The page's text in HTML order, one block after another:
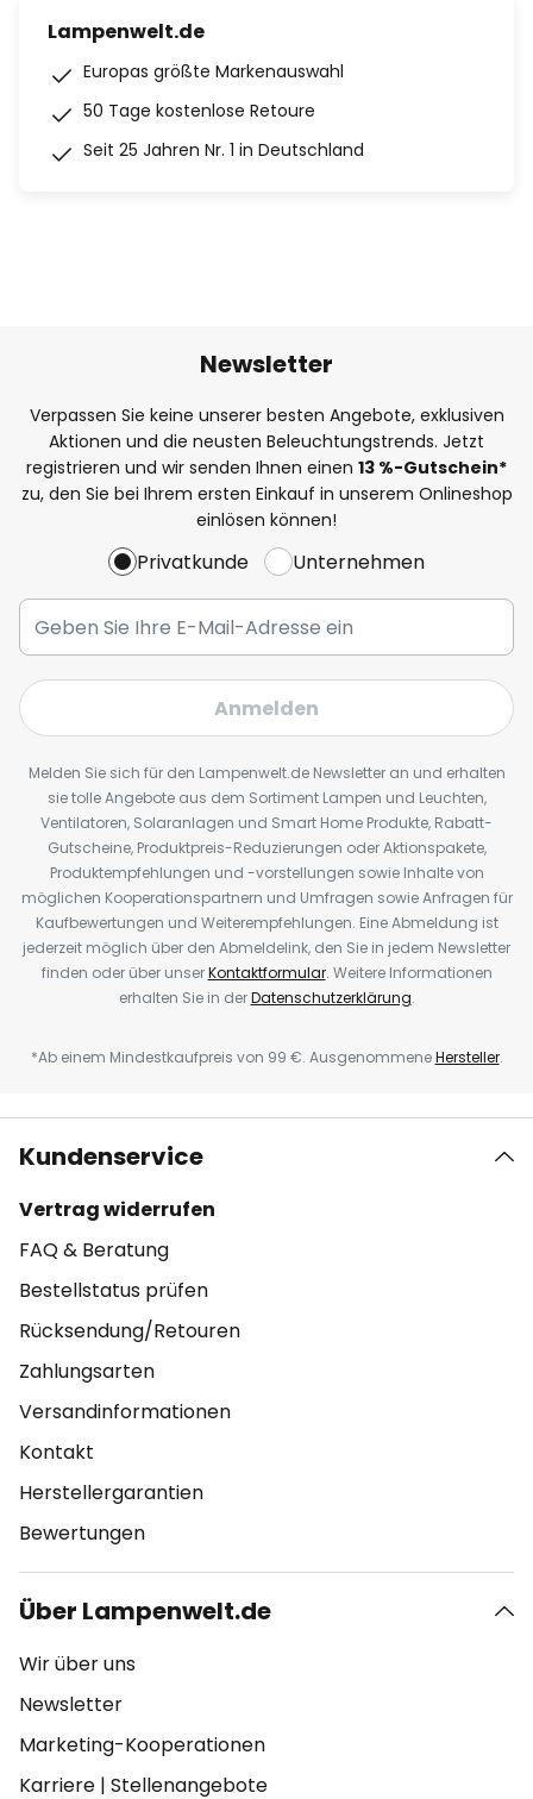
Lampenwelt.de
Europas größte Markenauswahl
50 Tage kostenlose Retoure
Seit 25 Jahren Nr. 1 in Deutschland
Newsletter
Verpassen Sie keine unserer besten Angebote, exklusiven
Aktionen und die neusten Beleuchtungstrends. Jetzt
registrieren und wir senden Ihnen einen 13 %-Gutschein*
zu, den Sie bei Ihrem ersten Einkauf in unserem Onlineshop
einlösen können!
Privatkunde Unternehmen
Anmelden
Melden Sie sich für den Lampenwelt.de Newsletter an und erhalten
sie tolle Angebote aus dem Sortiment Lampen und Leuchten,
Ventilatoren, Solaranlagen und Smart Home Produkte, Rabatt-
Gutscheine, Produktpreis-Reduzierungen oder Aktionspakete,
Produktempfehlungen und -vorstellungen sowie Inhalte von
möglichen Kooperationspartnern und Umfragen sowie Anfragen für
Kaufbewertungen und Weiterempfehlungen. Eine Abmeldung ist
jederzeit möglich über den Abmeldelink, den Sie in jedem Newsletter
finden oder über unserKontaktformular. Weitere Informationen
erhalten Sie in derDatenschutzerklärung.
*Ab einem Mindestkaufpreis von 99 €. AusgenommeneHersteller.
Kundenservice
Vertrag widerrufen
FAQ & Beratung
Bestellstatus prüfen
Rücksendung/Retouren
Zahlungsarten
Versandinformationen
Kontakt
Herstellergarantien
Bewertungen
Über Lampenwelt.de
Wir über uns
Newsletter
Marketing-Kooperationen
Karriere | Stellenangebote